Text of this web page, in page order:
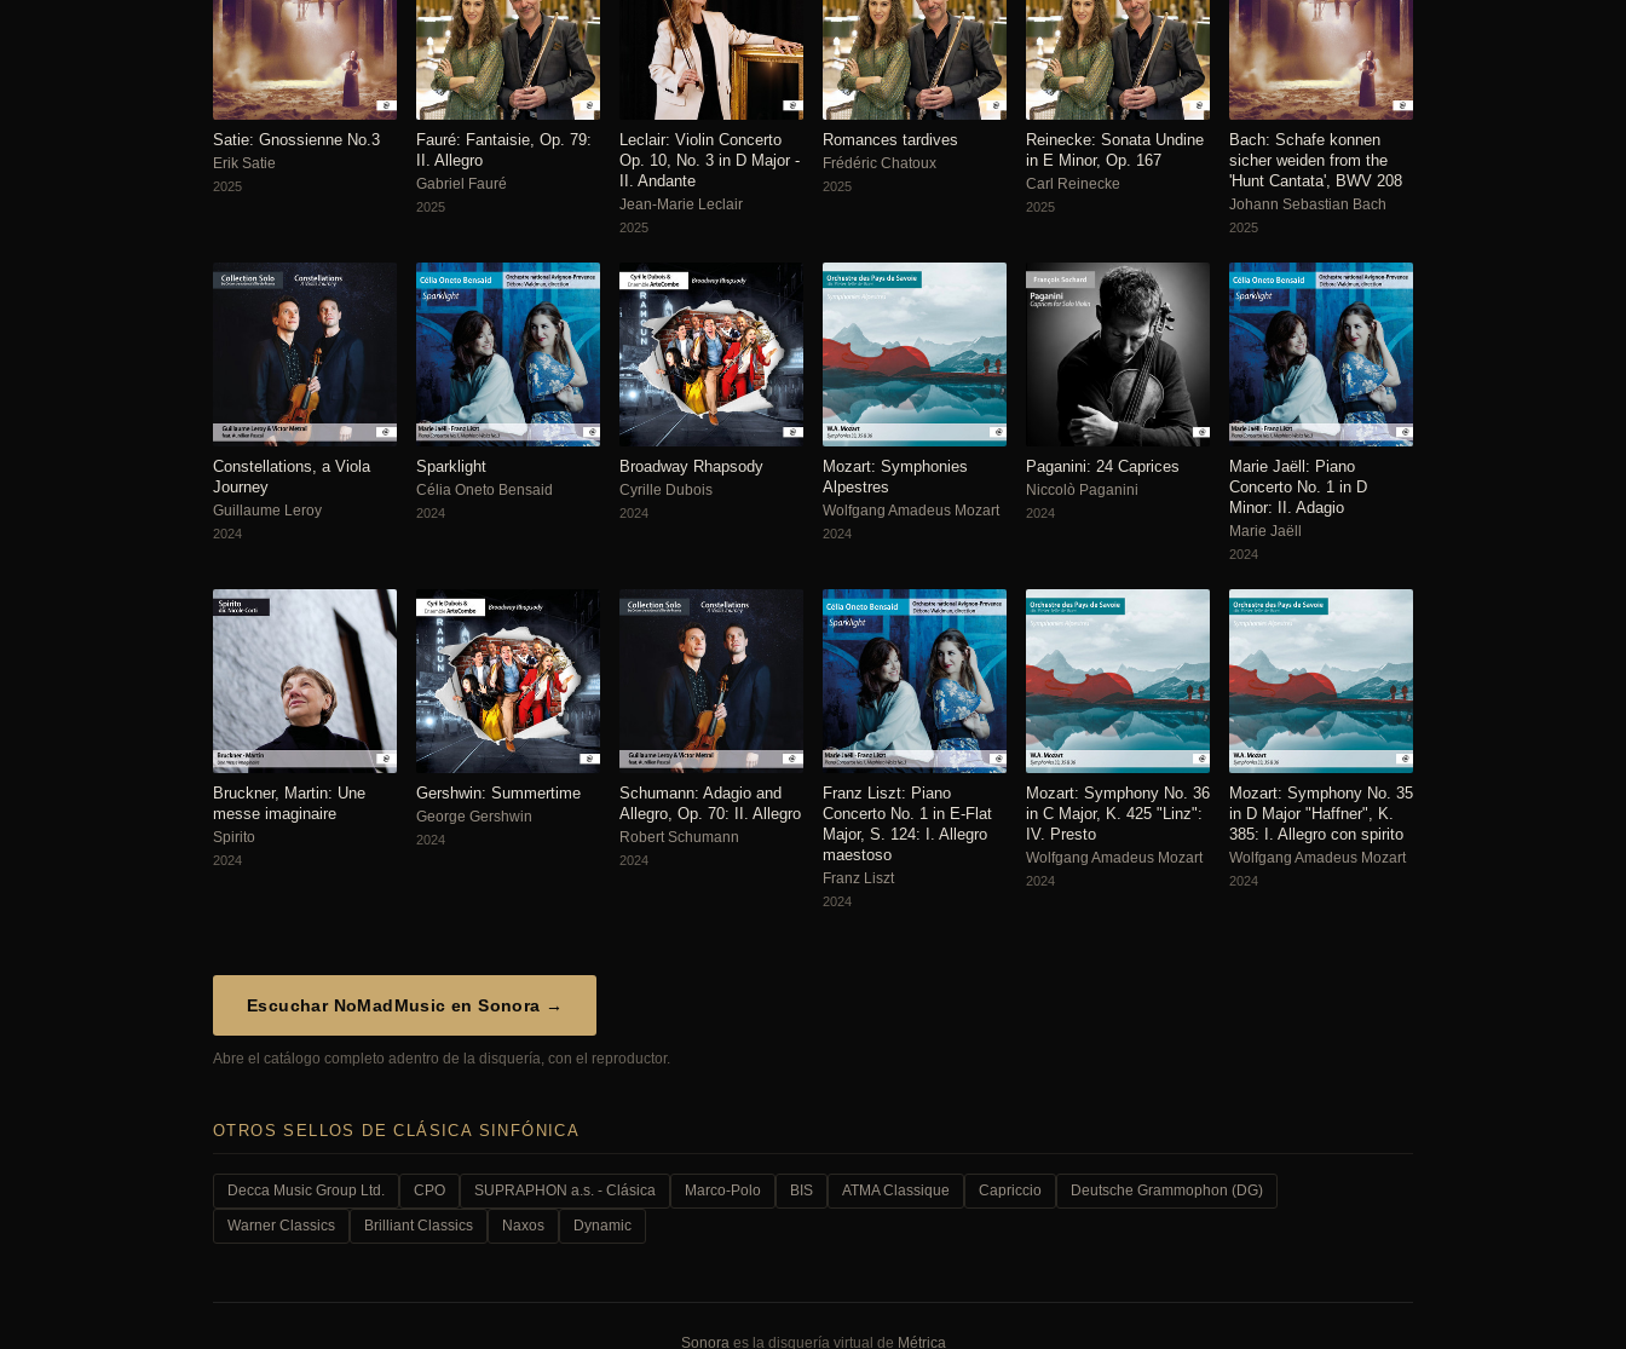
Satie: Gnossienne No.3
Erik Satie
2025
Fauré: Fantaisie, Op. 79:
II. Allegro
Gabriel Fauré
2025
Leclair: Violin Concerto
Op. 10, No. 3 in D Major -
II. Andante
Jean-Marie Leclair
2025
Romances tardives
Frédéric Chatoux
2025
Reinecke: Sonata Undine
in E Minor, Op. 167
Carl Reinecke
2025
Bach: Schafe konnen
sicher weiden from the
'Hunt Cantata', BWV 208
Johann Sebastian Bach
2025
Constellations, a Viola
Journey
Guillaume Leroy
2024
Sparklight
Célia Oneto Bensaid
2024
Broadway Rhapsody
Cyrille Dubois
2024
Mozart: Symphonies
Alpestres
Wolfgang Amadeus Mozart
2024
Paganini: 24 Caprices
Niccolò Paganini
2024
Marie Jaëll: Piano
Concerto No. 1 in D
Minor: II. Adagio
Marie Jaëll
2024
Bruckner, Martin: Une
messe imaginaire
Spirito
2024
Gershwin: Summertime
George Gershwin
2024
Schumann: Adagio and
Allegro, Op. 70: II. Allegro
Robert Schumann
2024
Franz Liszt: Piano
Concerto No. 1 in E-Flat
Major, S. 124: I. Allegro
maestoso
Franz Liszt
2024
Mozart: Symphony No. 36
in C Major, K. 425 "Linz":
IV. Presto
Wolfgang Amadeus Mozart
2024
Mozart: Symphony No. 35
in D Major "Haffner", K.
385: I. Allegro con spirito
Wolfgang Amadeus Mozart
2024
Escuchar NoMadMusic en Sonora →
Abre el catálogo completo adentro de la disquería, con el reproductor.
OTROS SELLOS DE CLÁSICA SINFÓNICA
Decca Music Group Ltd. CPO SUPRAPHON a.s. - Clásica Marco-Polo BIS ATMA Classique Capriccio Deutsche Grammophon (DG)
Warner Classics Brilliant Classics Naxos Dynamic
Sonoraes la disquería virtual de Métrica